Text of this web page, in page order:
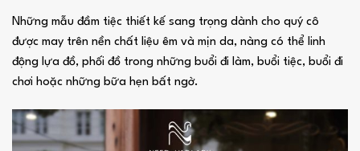
Những mẫu đầm tiệc thiết kế sang trọng dành cho quý cô
được may trên nền chất liệu êm và mịn da, nàng có thể linh
động lựa đồ, phối đồ trong những buổi đi làm, buổi tiệc, buổi đi
chơi hoặc những bữa hẹn bất ngờ.